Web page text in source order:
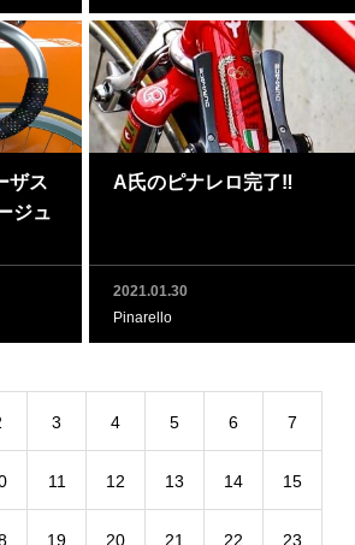
ザス
ジュ
A氏のピナレロ完了‼
2021.01.30
Pinarello
3 4 5 6 7
11 12 13 14 15
19 20 21 22 23